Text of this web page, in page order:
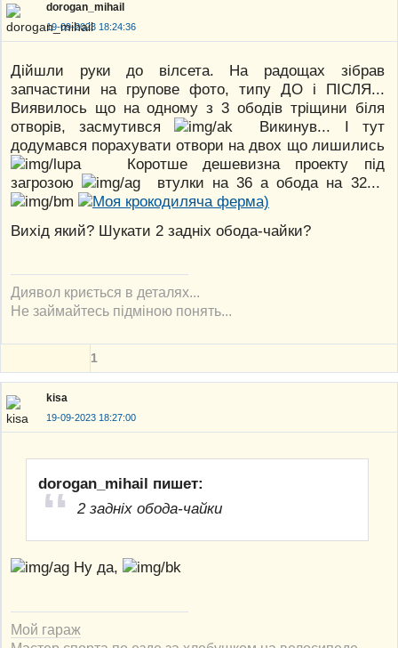
dorogan_mihail
19-09-2023 18:24:36
Дійшли руки до вілсета. На радощах зібрав
запчастини на групове фото, типу ДО і ПІСЛЯ...
Виявилось що на одному з 3 ободів тріщини біля
отворів, засмутився
Викинув... І тут
додумався порахувати отвори на двох що лишились
Коротше дешевизна проекту під
загрозою
втулки на 36 а обода на 32...
Вихід який? Шукати 2 задніх обода-чайки?
Диявол криється в деталях...
Не займайтесь підміною понять...
1
kisa
19-09-2023 18:27:00
dorogan_mihail пишет:
2 задніх обода-чайки
Ну да,
Мой гараж